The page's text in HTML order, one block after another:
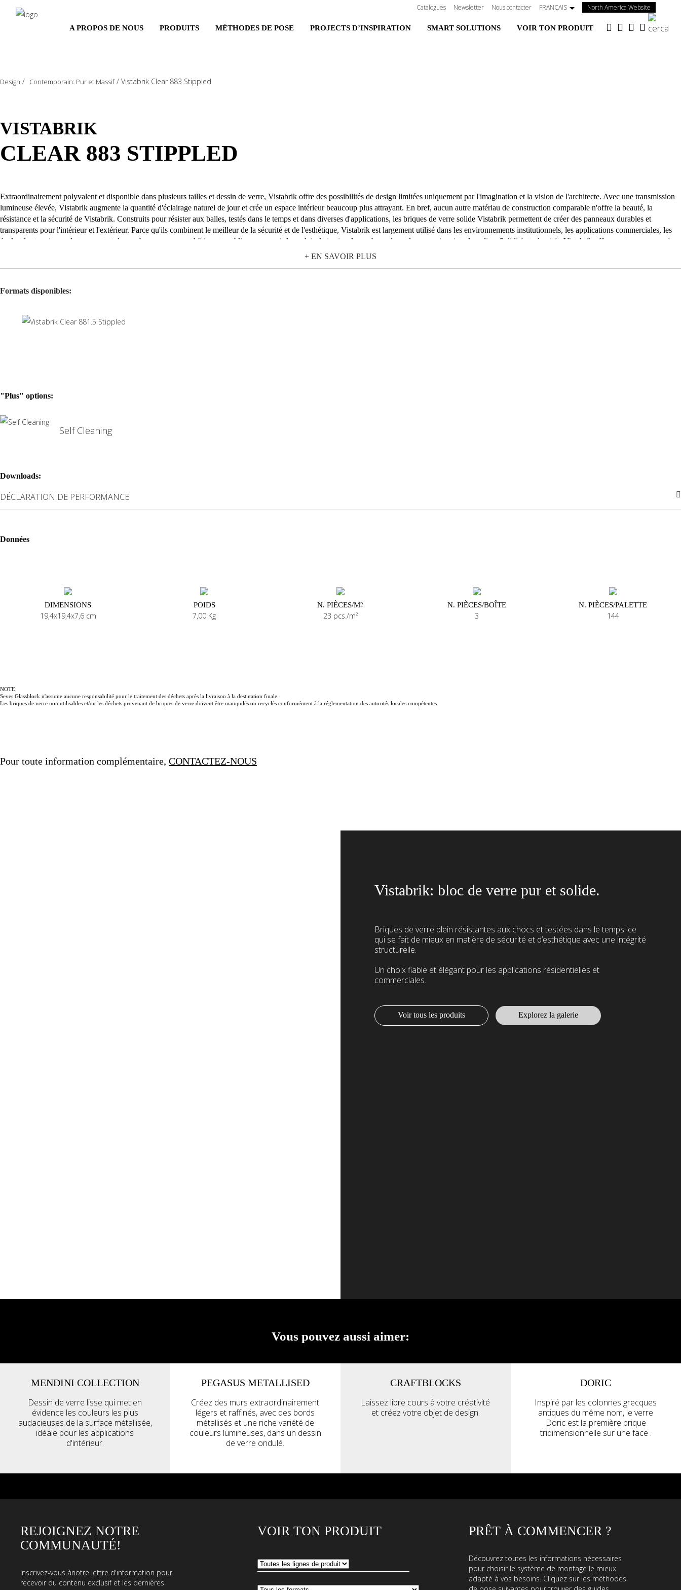
Catalogues Newsletter Nous contacter FRANÇAIS North America Website
dans
un
A PROPOS DE NOUS PRODUITS MÉTHODES DE POSE PROJECTS D’INSPIRATION SMART SOLUTIONS VOIR TON PRODUIT
Design / Contemporain: Pur et Massif/ Vistabrik Clear 883 Stippled
VISTABRIK
CLEAR 883 STIPPLED
Extraordinairement polyvalent et disponible dans plusieurs tailles et dessin de verre, Vistabrik offre des possibilités de design limitées uniquement par l'imagination et la vision de l'architecte. Avec une transmission
lumineuse élevée, Vistabrik augmente la quantité d'éclairage naturel de jour et crée un espace intérieur beaucoup plus attrayant. En bref, aucun autre matériau de construction comparable n'offre la beauté, la
résistance et la sécurité de Vistabrik. Construits pour résister aux balles, testés dans le temps et dans diverses d'applications, les briques de verre solide Vistabrik permettent de créer des panneaux durables et
transparents pour l'intérieur et l'extérieur. Parce qu'ils combinent le meilleur de la sécurité et de l'esthétique, Vistabrik est largement utilisé dans les environnements institutionnels, les applications commerciales, les
écoles, les terminaux de transport et de nombreux espaces et bâtiments publics, y compris les palais de justice, les ambassades et les commissariats de police. Solidité et sécurité : Vistabrik offre une transparence à
faible distorsion pour une observation claire à travers des parois en briques de verre de 8 cm d'épaisseur dans les zones où la surveillance visuelle est indispensable. De plus, Vistabrik nécessite un minimum
commerciales,,23 pièces/m²,,,,,,
+ EN SAVOIR PLUS
Formats disponibles:
"Plus" options:
Self Cleaning
Downloads:
DÉCLARATION DE PERFORMANCE
Données
DIMENSIONS
19,4x19,4x7,6 cm
POIDS
7,00 Kg
N. PIÈCES/M2
23 pcs./m²
N. PIÈCES/BOÎTE
3
N. PIÈCES/PALETTE
144
NOTE:
Seves Glassblock n'assume aucune responsabilité pour le traitement des déchets après la livraison à la destination finale.
Les briques de verre non utilisables et/ou les déchets provenant de briques de verre doivent être manipulés ou recyclés conformément à la réglementation des autorités locales compétentes.
Pour toute information complémentaire, CONTACTEZ-NOUS
Vistabrik: bloc de verre pur et solide.
Briques de verre plein résistantes aux chocs et testées dans le temps: ce
qui se fait de mieux en matière de sécurité et d’esthétique avec une intégrité
structurelle.
Un choix fiable et élégant pour les applications résidentielles et
commerciales.
Voir tous les produits Explorez la galerie
Vous pouvez aussi aimer:
MENDINI COLLECTION
Dessin de verre lisse qui met en
évidence les couleurs les plus
audacieuses de la surface métallisée,
idéale pour les applications
d'intérieur.
PEGASUS METALLISED
Créez des murs extraordinairement
légers et raffinés, avec des bords
métallisés et une riche variété de
couleurs lumineuses, dans un dessin
de verre ondulé.
CRAFTBLOCKS
Laissez libre cours à votre créativité
et créez votre objet de design.
DORIC
Inspiré par les colonnes grecques
antiques du même nom, le verre
Doric est la première brique
tridimensionnelle sur une face .
REJOIGNEZ NOTRE
COMMUNAUTÉ!
Inscrivez-vous ànotre lettre d'information pour
recevoir du contenu exclusif et les dernières
VOIR TON PRODUIT PRÊT À COMMENCER ?
Découvrez toutes les informations nécessaires
pour choisir le système de montage le mieux
adapté à vos besoins. Cliquez sur les méthodes